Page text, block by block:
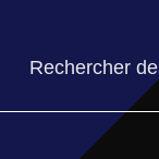
Trouvez un